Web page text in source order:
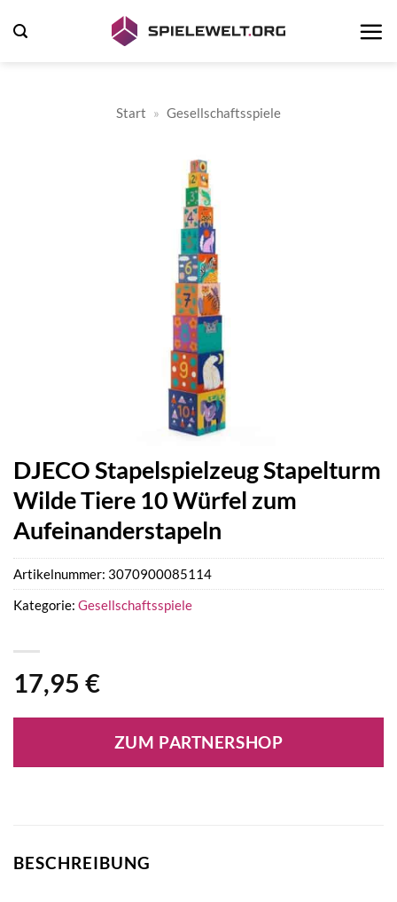
Inhalt
Start » Gesellschaftsspiele
DJECO Stapelspielzeug Stapelturm
Wilde Tiere 10 Würfel zum
Aufeinanderstapeln
17,95 €
ZUM PARTNERSHOP
Artikelnummer: 3070900085114
Kategorie: Gesellschaftsspiele
BESCHREIBUNG